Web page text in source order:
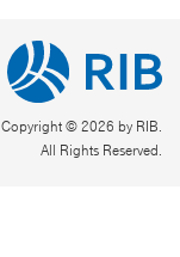
Copyright © 2026 by RIB.
All Rights Reserved.